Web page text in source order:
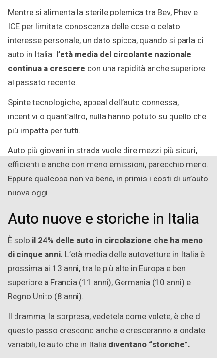
2024
Mentre si alimenta la sterile polemica tra Bev, Phev e
ICE per limitata conoscenza delle cose o celato
interesse personale, un dato spicca, quando si parla di
auto in Italia: l’età media del circolante nazionale
continua a crescere con una rapidità anche superiore
al passato recente.
Spinte tecnologiche, appeal dell’auto connessa,
incentivi o quant’altro, nulla hanno potuto su quello che
più impatta per tutti.
Auto più giovani in strada vuole dire mezzi più sicuri,
efficienti e anche con meno emissioni, parecchio meno.
Eppure qualcosa non va bene, in primis i costi di un’auto
nuova oggi.
Auto nuove e storiche in Italia
È solo il 24% delle auto in circolazione che ha meno
di cinque anni. L’età media delle autovetture in Italia è
prossima ai 13 anni, tra le più alte in Europa e ben
superiore a Francia (11 anni), Germania (10 anni) e
Regno Unito (8 anni).
Il dramma, la sorpresa, vedetela come volete, è che di
questo passo crescono anche e cresceranno a ondate
variabili, le auto che in Italia diventano “storiche”.